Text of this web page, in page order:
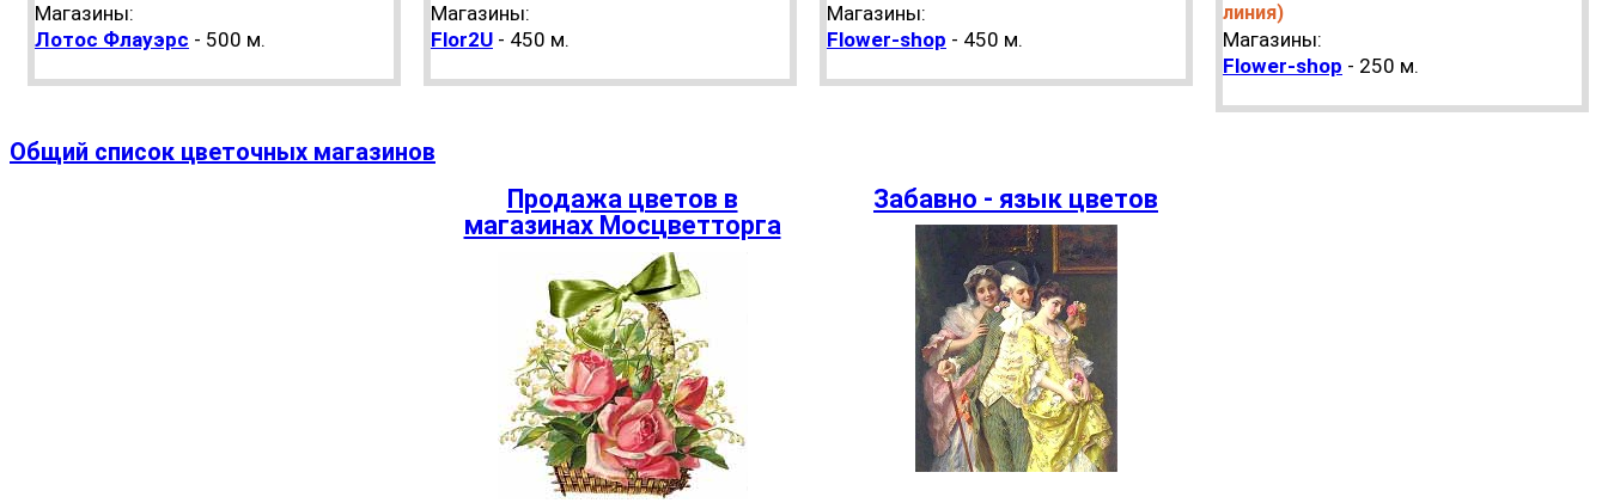
Магазины:
Лотос Флауэрс - 500 м.
Магазины:
Flor2U - 450 м.
Магазины:
Flower-shop - 450 м.
линия)
Магазины:
Flower-shop - 250 м.
Общий список цветочных магазинов
Продажа цветов в
магазинах Мосцветторга
Забавно - язык цветов